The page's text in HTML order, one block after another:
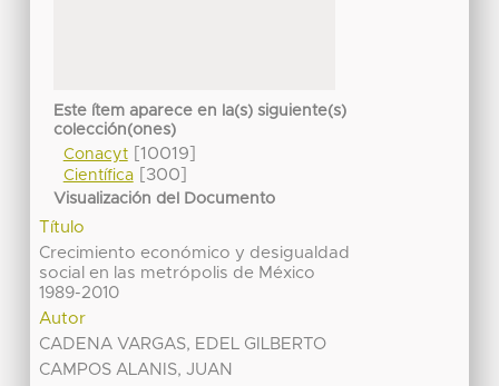
Este ítem aparece en la(s) siguiente(s)
colección(ones)
Conacyt[10019]
Científica[300]
Visualización del Documento
Título
Crecimiento económico y desigualdad
social en las metrópolis de México
1989-2010
Autor
CADENA VARGAS, EDEL GILBERTO
CAMPOS ALANIS, JUAN